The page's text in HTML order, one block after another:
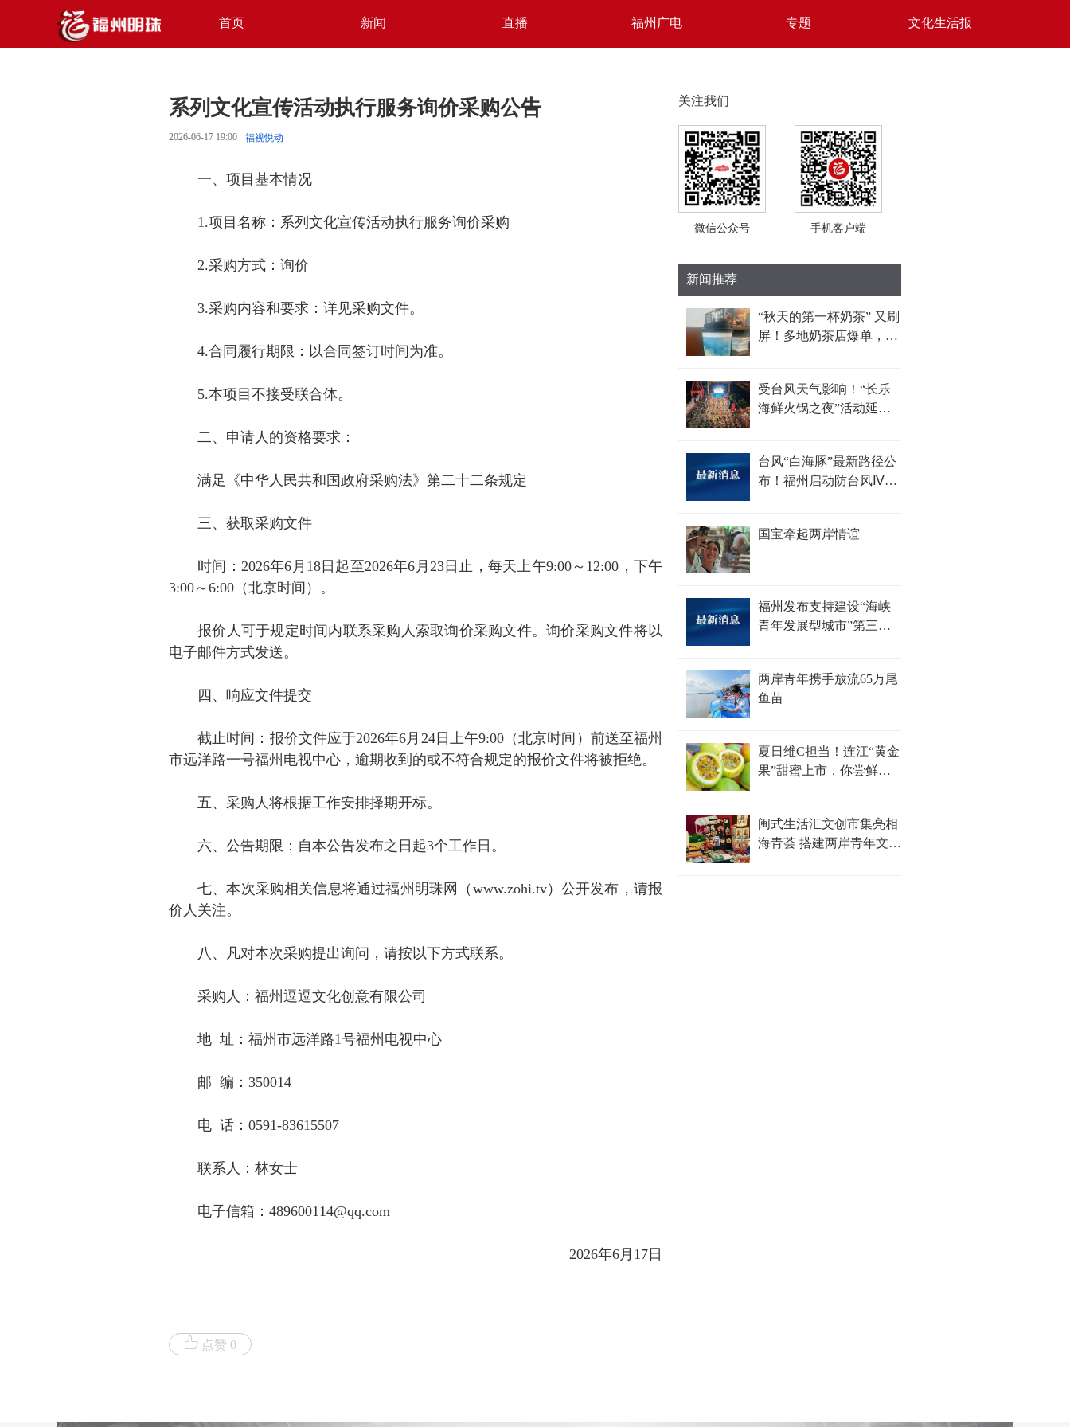
首页 新闻 直播 福州广电 专题 文化生活报
系列文化宣传活动执行服务询价采购公告
2026-06-17 19:00 福视悦动
一、项目基本情况
1.项目名称：系列文化宣传活动执行服务询价采购
2.采购方式：询价
3.采购内容和要求：详见采购文件。
4.合同履行期限：以合同签订时间为准。
5.本项目不接受联合体。
二、申请人的资格要求：
满足《中华人民共和国政府采购法》第二十二条规定
三、获取采购文件
时间：2026年6月18日起至2026年6月23日止，每天上午9:00～12:00，下午
3:00～6:00（北京时间）。
报价人可于规定时间内联系采购人索取询价采购文件。询价采购文件将以
电子邮件方式发送。
四、响应文件提交
截止时间：报价文件应于2026年6月24日上午9:00（北京时间）前送至福州
市远洋路一号福州电视中心，逾期收到的或不符合规定的报价文件将被拒绝。
五、采购人将根据工作安排择期开标。
六、公告期限：自本公告发布之日起3个工作日。
七、本次采购相关信息将通过福州明珠网（www.zohi.tv）公开发布，请报
价人关注。
八、凡对本次采购提出询问，请按以下方式联系。
采购人：福州逗逗文化创意有限公司
地 址：福州市远洋路1号福州电视中心
邮 编：350014
电 话：0591-83615507
联系人：林女士
电子信箱：489600114@qq.com
2026年6月17日
点赞 0
关注我们
微信公众号 手机客户端
新闻推荐
“秋天的第一杯奶茶” 又刷
屏！多地奶茶店爆单，福
受台风天气影响！“长乐
海鲜火锅之夜”活动延期
台风“白海豚”最新路径公
布！福州启动防台风Ⅳ级
国宝牵起两岸情谊
福州发布支持建设“海峡
青年发展型城市”第三批
两岸青年携手放流65万尾
鱼苗
夏日维C担当！连江“黄金
果”甜蜜上市，你尝鲜了
闽式生活汇文创市集亮相
海青荟 搭建两岸青年文化